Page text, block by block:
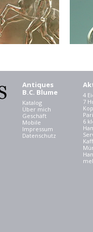
Antiques
B.C. Blume
Katalog
Über mich
Geschäft
Mobile
Impressum
Datenschutz
4
7
6